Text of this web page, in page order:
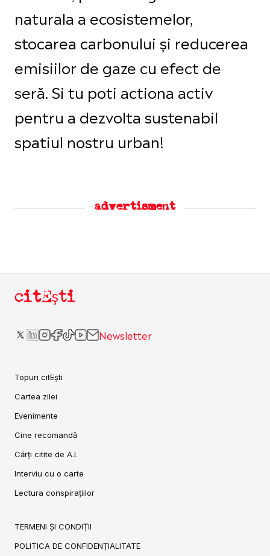
naturala a ecosistemelor,
stocarea carbonului și reducerea
emisiilor de gaze cu efect de
seră. Si tu poti actiona activ
pentru a dezvolta sustenabil
spatiul nostru urban!
advertisment
citEști
Newsletter
Topuri citEști
Cartea zilei
Evenimente
Cine recomandă
Cărți citite de A.I.
Interviu cu o carte
Lectura conspirațiilor
TERMENI ȘI CONDIȚII
POLITICA DE CONFIDENȚIALITATE